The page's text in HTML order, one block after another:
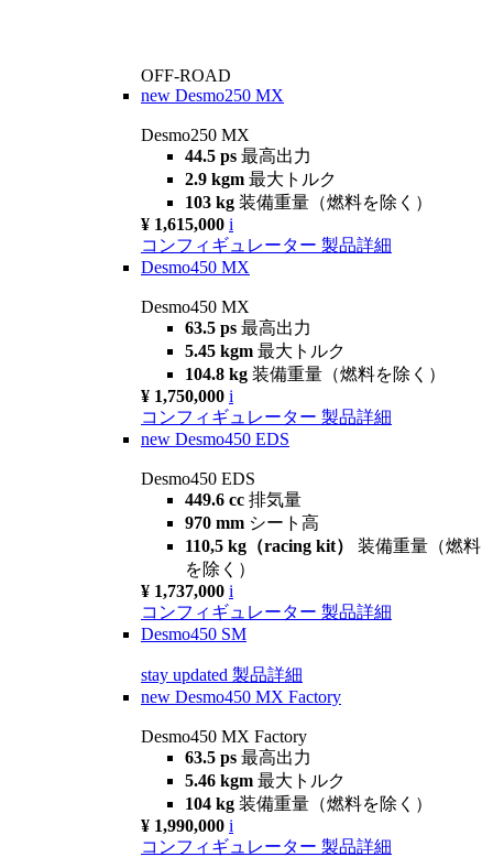
OFF-ROAD
new Desmo250 MX
Desmo250 MX
44.5 ps 最高出力
2.9 kgm 最大トルク
103 kg 装備重量（燃料を除く）
¥ 1,615,000 i
コンフィギュレーター 製品詳細
Desmo450 MX
Desmo450 MX
63.5 ps 最高出力
5.45 kgm 最大トルク
104.8 kg 装備重量（燃料を除く）
¥ 1,750,000 i
コンフィギュレーター 製品詳細
new Desmo450 EDS
Desmo450 EDS
449.6 cc 排気量
970 mm シート高
110,5 kg（racing kit） 装備重量（燃料
を除く）
¥ 1,737,000 i
コンフィギュレーター 製品詳細
Desmo450 SM
stay updated 製品詳細
new Desmo450 MX Factory
Desmo450 MX Factory
63.5 ps 最高出力
5.46 kgm 最大トルク
104 kg 装備重量（燃料を除く）
¥ 1,990,000 i
コンフィギュレーター 製品詳細